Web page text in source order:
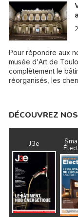
Pour répondre aux
musée d'Art de
complètement le
réorganisés, les
DÉCOUVREZ
J3e